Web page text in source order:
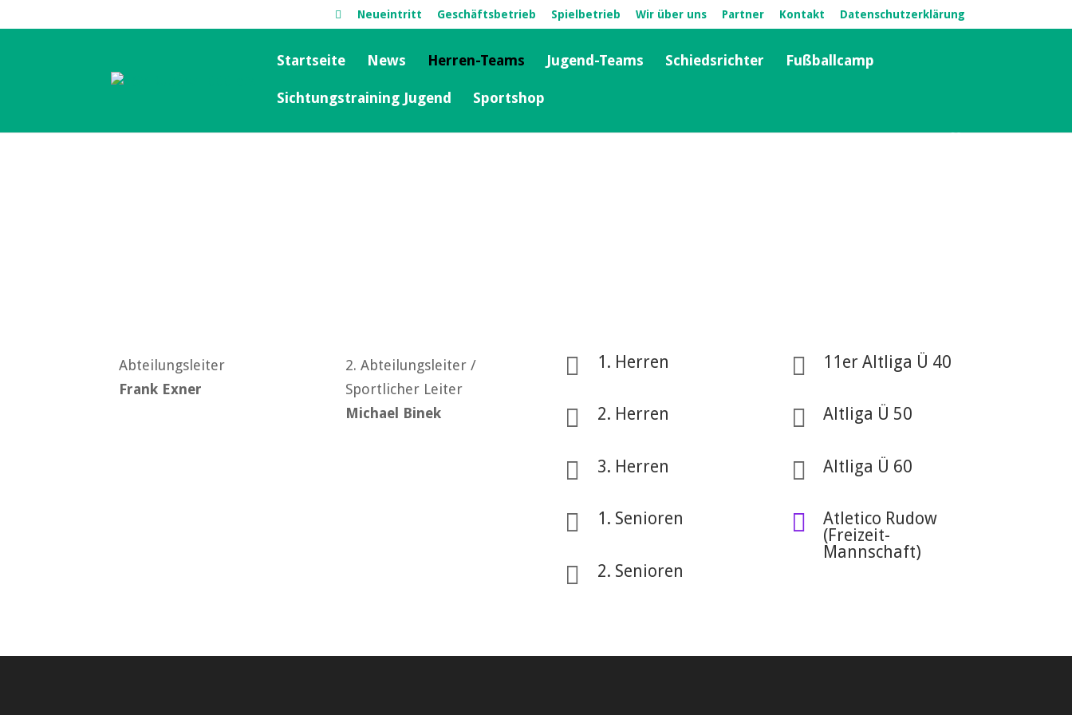
Neueintritt Geschäftsbetrieb Spielbetrieb Wir über uns Partner Kontakt Datenschutzerklärung
Startseite News Herren-Teams Jugend-Teams Schiedsrichter Fußballcamp
Sichtungstraining Jugend Sportshop
Abteilungsleiter
Frank Exner
2. Abteilungsleiter /
Sportlicher Leiter
Michael Binek
 1. Herren
 2. Herren
 3. Herren
 1. Senioren
 2. Senioren
 11er Altliga Ü 40
 Altliga Ü 50
 Altliga Ü 60

Atletico Rudow
(Freizeit-
Mannschaft)